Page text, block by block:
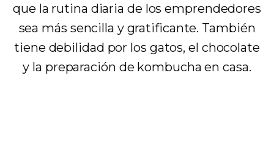
que la rutina diaria de los emprendedores
sea más sencilla y gratificante. También
tiene debilidad por los gatos, el chocolate
y la preparación de kombucha en casa.